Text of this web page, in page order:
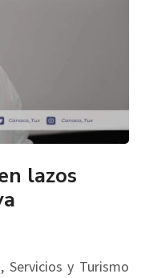
lazos
Servicios y Turismo